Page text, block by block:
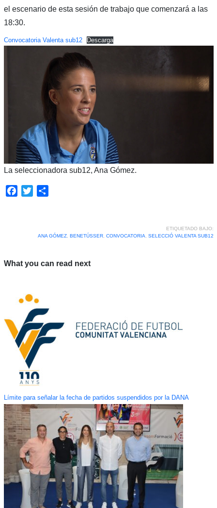
el escenario de esta sesión de trabajo que comenzará a las
18:30.
Convocatoria Valenta sub12 Descarga
La seleccionadora sub12, Ana Gómez.
Facebook
Twitter
ETIQUETADO BAJO:
ANA GÓMEZ, BENETÚSSER, CONVOCATORIA, SELECCIÓ VALENTA SUB12
What you can read next
Límite para señalar la fecha de partidos suspendidos por la DANA